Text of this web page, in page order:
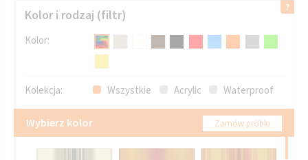
Kolor i rodzaj (filtr)
Kolor:
Kolekcja: Wszystkie Acrylic Waterproof
Wybierz kolor Zamów próbki